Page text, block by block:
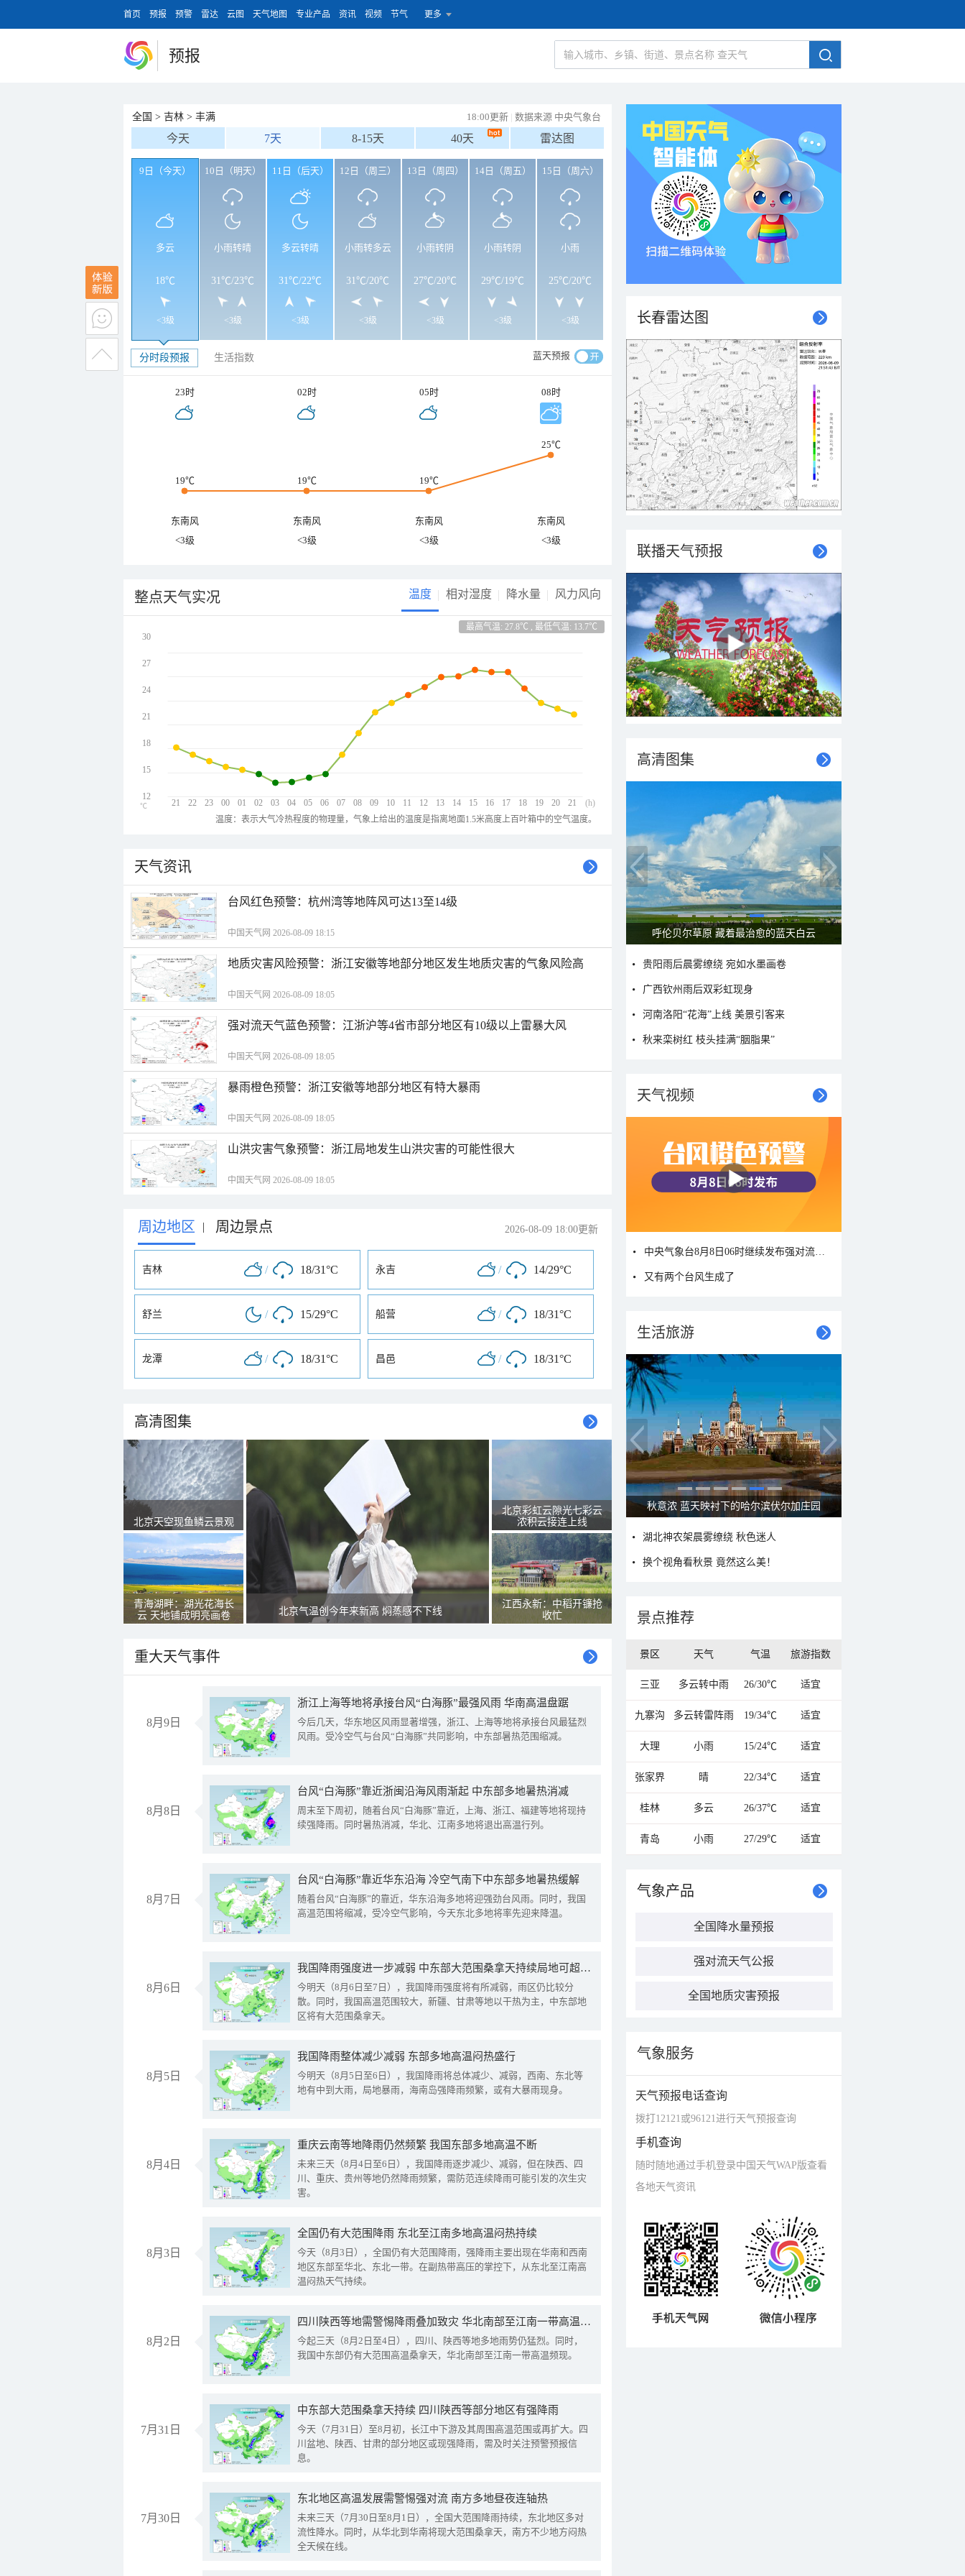
首页 预报 预警 雷达 云图 天气地图 专业产品 资讯 视频 节气 更多
预报
全国 > 吉林 > 丰满 18:00更新 | 数据来源 中央气象台
今天 7天 8-15天 40天 雷达图
9日（今天）
多云
18℃
<3级
10日（明天）
小雨转晴
31℃/23℃
<3级
11日（后天）
多云转晴
31℃/22℃
<3级
12日（周三）
小雨转多云
31℃/20℃
<3级
13日（周四）
小雨转阴
27℃/20℃
<3级
14日（周五）
小雨转阴
29℃/19℃
<3级
15日（周六）
小雨
25℃/20℃
<3级
分时段预报 生活指数 蓝天预报
23时 02时 05时 08时
19℃ 19℃ 19℃
25℃
东南风 东南风 东南风
东南风
<3级
<3级 <3级 <3级
整点天气实况 温度 相对湿度 降水量 风力风向
最高气温: 27.8℃ , 最低气温: 13.7℃
21 22 23 00 01 02 03 04 05 06 07 08 09 10 11 12 13 14 15 16 17 18 19 20 21
30
27
24
21
18
15
12
(h)
℃
温度：表示大气冷热程度的物理量，气象上给出的温度是指离地面1.5米高度上百叶箱中的空气温度。
天气资讯
​台风红色预警：杭州湾等地阵风可达13至14级
中国天气网 2026-08-09 18:15
地质灾害风险预警：浙江安徽等地部分地区发生地质灾害的气象风险高
中国天气网 2026-08-09 18:05
强对流天气蓝色预警：江浙沪等4省市部分地区有10级以上雷暴大风
中国天气网 2026-08-09 18:05
暴雨橙色预警：浙江安徽等地部分地区有特大暴雨
中国天气网 2026-08-09 18:05
山洪灾害气象预警：浙江局地发生山洪灾害的可能性很大
中国天气网 2026-08-09 18:05
周边地区 | 周边景点 2026-08-09 18:00更新
吉林 / 18/31°C 永吉 / 14/29°C
舒兰 / 15/29°C 船营 / 18/31°C
龙潭 / 18/31°C 昌邑 / 18/31°C
高清图集
北京天空现鱼鳞云景观
青海湖畔：湖光花海长
云 天地铺成明亮画卷
北京气温创今年来新高 焖蒸感不下线
北京彩虹云隙光七彩云
浓积云接连上线
江西永新：中稻开镰抢
收忙
重大天气事件
8月9日
浙江上海等地将承接台风“白海豚”最强风雨 华南高温盘踞
今后几天，华东地区风雨显著增强，浙江、上海等地将承接台风最猛烈
风雨。受冷空气与台风“白海豚”共同影响，中东部暑热范围缩减。
8月8日
台风“白海豚”靠近浙闽沿海风雨渐起 中东部多地暑热消减
周末至下周初，随着台风“白海豚”靠近，上海、浙江、福建等地将现持
续强降雨。同时暑热消减，华北、江南多地将退出高温行列。
8月7日
台风“白海豚”靠近华东沿海 冷空气南下中东部多地暑热缓解
随着台风“白海豚”的靠近，华东沿海多地将迎强劲台风雨。同时，我国
高温范围将缩减，受冷空气影响，今天东北多地将率先迎来降温。
8月6日
我国降雨强度进一步减弱 中东部大范围桑拿天持续局地可超38℃
今明天（8月6日至7日），我国降雨强度将有所减弱，雨区仍比较分
散。同时，我国高温范围较大，新疆、甘肃等地以干热为主，中东部地
区将有大范围桑拿天。
8月5日
我国降雨整体减少减弱 东部多地高温闷热盛行
今明天（8月5日至6日），我国降雨将总体减少、减弱，西南、东北等
地有中到大雨，局地暴雨，海南岛强降雨频繁，或有大暴雨现身。
8月4日
重庆云南等地降雨仍然频繁 我国东部多地高温不断
未来三天（8月4日至6日），我国降雨逐步减少、减弱，但在陕西、四
川、重庆、贵州等地仍然降雨频繁，需防范连续降雨可能引发的次生灾
害。
8月3日
全国仍有大范围降雨 东北至江南多地高温闷热持续
今天（8月3日），全国仍有大范围降雨，强降雨主要出现在华南和西南
地区东部至华北、东北一带。在副热带高压的掌控下，从东北至江南高
温闷热天气持续。
8月2日
四川陕西等地需警惕降雨叠加致灾 华北南部至江南一带高温频现
今起三天（8月2日至4日），四川、陕西等地多地雨势仍猛烈。同时，
我国中东部仍有大范围高温桑拿天，华北南部至江南一带高温频现。
7月31日
中东部大范围桑拿天持续 四川陕西等部分地区有强降雨
今天（7月31日）至8月初，长江中下游及其周围高温范围或再扩大。四
川盆地、陕西、甘肃的部分地区或现强降雨，需及时关注预警预报信
息。
7月30日
东北地区高温发展需警惕强对流 南方多地昼夜连轴热
未来三天（7月30日至8月1日），全国大范围降雨持续，东北地区多对
流性降水。同时，从华北到华南将现大范围桑拿天，南方不少地方闷热
全天候在线。
长春雷达图
联播天气预报
高清图集
呼伦贝尔草原 藏着最治愈的蓝天白云
贵阳雨后晨雾缭绕 宛如水墨画卷
广西钦州雨后双彩虹现身
河南洛阳“花海”上线 美景引客来
秋来栾树红 枝头挂满“胭脂果”
天气视频
又有两个台风生成了
生活旅游
秋意浓 蓝天映衬下的哈尔滨伏尔加庄园
湖北神农架晨雾缭绕 秋色迷人
换个视角看秋景 竟然这么美！
景点推荐
景区 天气 气温 旅游指数
三亚 多云转中雨 26/30℃ 适宜
九寨沟 多云转雷阵雨 19/34℃ 适宜
大理 小雨 15/24℃ 适宜
张家界 晴 22/34℃ 适宜
桂林 多云 26/37℃ 适宜
青岛 小雨 27/29℃ 适宜
气象产品
全国降水量预报
强对流天气公报
全国地质灾害预报
气象服务
天气预报电话查询
拨打12121或96121进行天气预报查询
手机查询
随时随地通过手机登录中国天气WAP版查看
各地天气资讯